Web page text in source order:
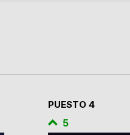
PUESTO 4
5